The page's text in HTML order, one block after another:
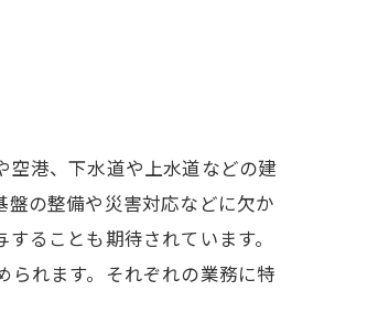
空港、下水道や上水道などの建
の整備や災害対応などに欠か
ることも期待されています。
れます。それぞれの業務に特